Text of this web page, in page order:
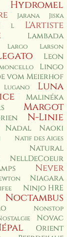
Hydromel
Jarana Jiska
L
L'Artiste
Lambada
Largo Larson
Leon
Lingo
vom Meierhof
Lugano Luna
Malinéka
Margot
N-Linie
Nadal Naoki
Natif des Aiges
Natural
NellDeCoeur
Never
Niagara
Ninjo HRE
Noctambus
Nonstop
Novac
Orient